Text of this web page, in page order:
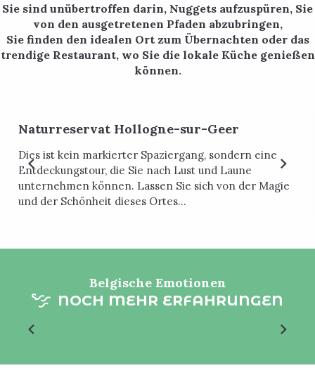
Sie sind unübertroffen darin, Nuggets aufzuspüren, Sie
von den ausgetretenen Pfaden abzubringen,
Sie finden den idealen Ort zum Übernachten oder das
trendige Restaurant, wo Sie die lokale Küche genießen
können.
Naturreservat Hollogne-sur-Geer
Dies ist kein markierter Spaziergang, sondern eine
Entdeckungstour, die Sie nach Lust und Laune
unternehmen können. Lassen Sie sich von der Magie
und der Schönheit dieses Ortes...
Belgische Emotionen
NOCH MEHR ERFAHRUNGEN